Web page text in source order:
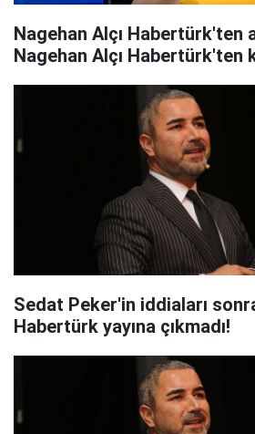
Nagehan Alçı Habertürk'ten
Nagehan Alçı Habertürk'ten
Sedat Peker'in iddiaları
Habertürk yayına çıkmadı!